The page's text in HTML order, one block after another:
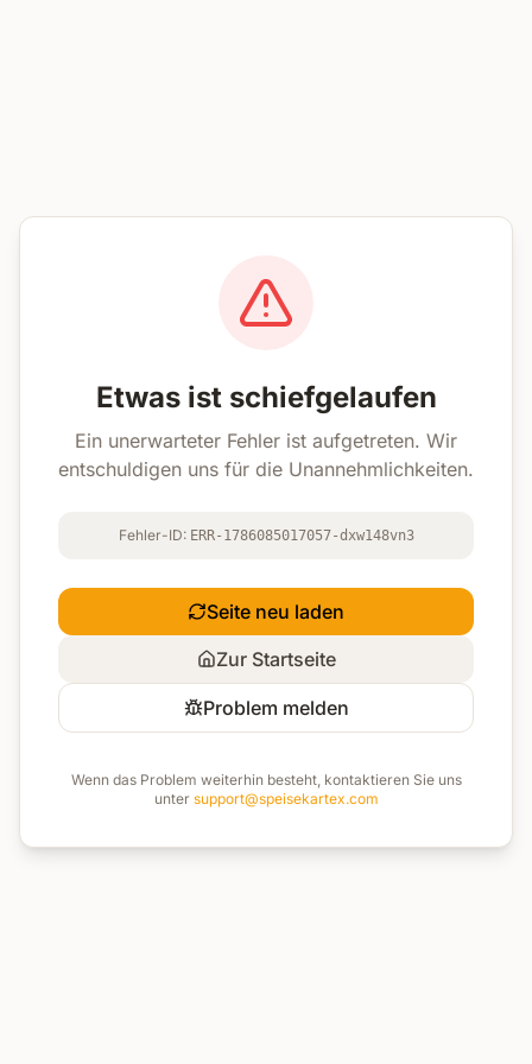
Etwas ist schiefgelaufen
Ein unerwarteter Fehler ist aufgetreten. Wir
entschuldigen uns für die Unannehmlichkeiten.
Fehler-ID: ERR-1786085017057-dxw148vn3
Seite neu laden
Zur Startseite
Problem melden
Wenn das Problem weiterhin besteht, kontaktieren Sie uns
unter support@speisekartex.com